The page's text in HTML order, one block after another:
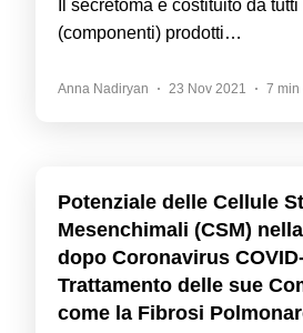
Il secretoma è costituito da tutti
(componenti) prodotti…
Anna Nadiryan 23 Nov 2021 7 min
Potenziale delle Cellule
Mesenchimali (CSM)
dopo Coronavirus
Trattamento delle sue
come la Fibrosi